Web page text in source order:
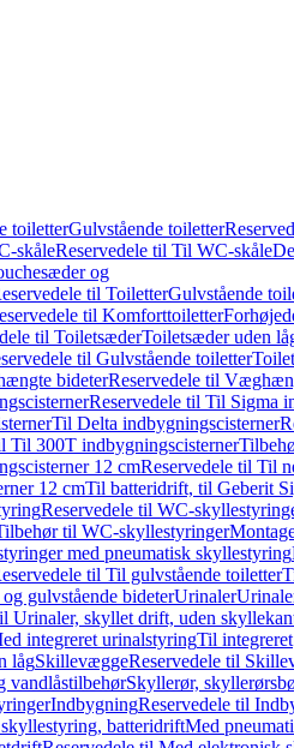
toiletterGulvstående toiletter
skåleReservedele til Til WC-skåle
og
til ToiletterGulvstående
til Komforttoiletter
til ToiletsæderToiletsæder uden
til Gulvstående toiletter
bideterReservedele til
Reservedele til Til Sigma
Til Delta indbygningscisterner
Til 300T indbygningscisterner
12 cmReservedele til Til
12 cmTil batteridrift, til Geberit
Reservedele til WC-
til WC-skyllestyringer
med pneumatisk skyllestyring
til Til gulvstående toiletter
gulvstående bideterUrinaler
Urinaler, skyllet drift, uden
integreret urinalstyringTil integreret
lågSkillevæggeReservedele til
vandlåstilbehørSkyllerør,
IndbygningReservedele til
batteridriftMed